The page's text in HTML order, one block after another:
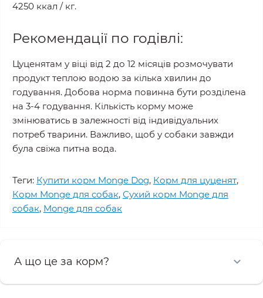
4250 ккал / кг.
Рекомендації по годівлі:
Цуценятам у віці від 2 до 12 місяців розмочувати
продукт теплою водою за кілька хвилин до
годування. Добова норма повинна бути розділена
на 3-4 годування. Кількість корму може
змінюватись в залежності від індивідуальних
потреб тварини. Важливо, щоб у собаки завжди
була свіжа питна вода.
Теги: Купити корм Monge Dog, Корм для цуценят,
Корм Monge для собак, Сухий корм Monge для
собак, Monge для собак
А що це за корм?